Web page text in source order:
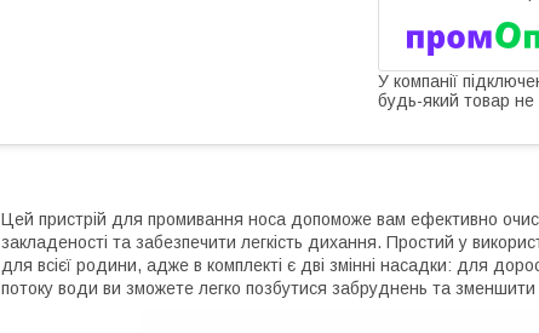
У компанії
будь-який товар
Цей пристрій для промивання носа допоможе вам ефективно
закладеності та забезпечити легкість дихання. Простий у
для всієї родини, адже в комплекті є дві змінні насадки: для
потоку води ви зможете легко позбутися забруднень та